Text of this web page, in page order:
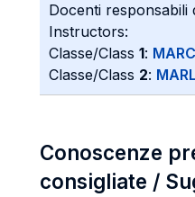
Docenti responsabili
Instructors:
Classe/Class 1:
Classe/Class 2:
Conoscenze
consigliate /